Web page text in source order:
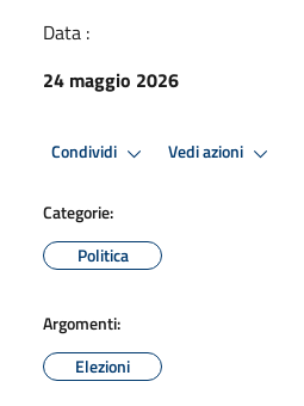
Data :
24 maggio 2026
Condividi Vedi azioni
Categorie:
Politica
Argomenti:
Elezioni